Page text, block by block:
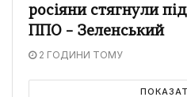
росіяни стягнули
ППО – Зеленський
2 ГОДИНИ ТОМУ